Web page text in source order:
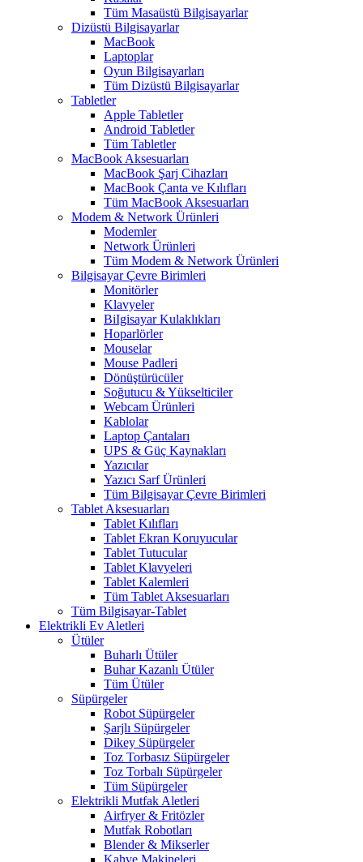
Tüm Masaüstü Bilgisayarlar
Dizüstü Bilgisayarlar
MacBook
Laptoplar
Oyun Bilgisayarları
Tüm Dizüstü Bilgisayarlar
Tabletler
Apple Tabletler
Android Tabletler
Tüm Tabletler
MacBook Aksesuarları
MacBook Şarj Cihazları
MacBook Çanta ve Kılıfları
Tüm MacBook Aksesuarları
Modem & Network Ürünleri
Modemler
Network Ürünleri
Tüm Modem & Network Ürünleri
Bilgisayar Çevre Birimleri
Monitörler
Klavyeler
BiIgisayar Kulaklıkları
Hoparlörler
Mouselar
Mouse Padleri
Dönüştürücüler
Soğutucu & Yükselticiler
Webcam Ürünleri
Kablolar
Laptop Çantaları
UPS & Güç Kaynakları
Yazıcılar
Yazıcı Sarf Ürünleri
Tüm Bilgisayar Çevre Birimleri
Tablet Aksesuarları
Tablet Kılıfları
Tablet Ekran Koruyucular
Tablet Tutucular
Tablet Klavyeleri
Tablet Kalemleri
Tüm Tablet Aksesuarları
Tüm Bilgisayar-Tablet
Elektrikli Ev Aletleri
Ütüler
Buharlı Ütüler
Buhar Kazanlı Ütüler
Tüm Ütüler
Süpürgeler
Robot Süpürgeler
Şarjlı Süpürgeler
Dikey Süpürgeler
Toz Torbasız Süpürgeler
Toz Torbalı Süpürgeler
Tüm Süpürgeler
Elektrikli Mutfak Aletleri
Airfryer & Fritözler
Mutfak Robotları
Blender & Mikserler
Kahve Makineleri